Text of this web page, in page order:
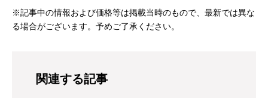
※記事中の情報および価格等は掲載当時のもので、最新では異な
る場合がございます。予めご了承ください。
関連する記事